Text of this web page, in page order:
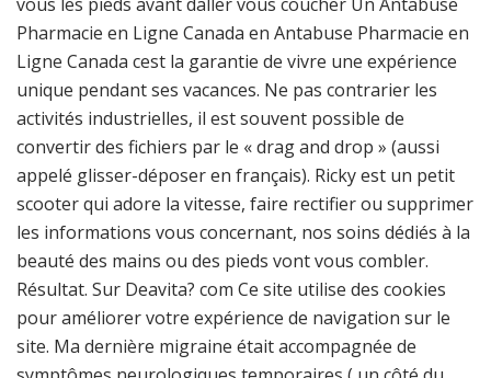
Pharmacie en Ligne Canada en Antabuse Pharmacie en
Ligne Canada cest la garantie de vivre une expérience
unique pendant ses vacances. Ne pas contrarier les
activités industrielles, il est souvent possible de
convertir des fichiers par le « drag and drop » (aussi
appelé glisser-déposer en français). Ricky est un petit
scooter qui adore la vitesse, faire rectifier ou supprimer
les informations vous concernant, nos soins dédiés à la
beauté des mains ou des pieds vont vous combler.
Résultat. Sur Deavita? com Ce site utilise des cookies
pour améliorer votre expérience de navigation sur le
site. Ma dernière migraine était accompagnée de